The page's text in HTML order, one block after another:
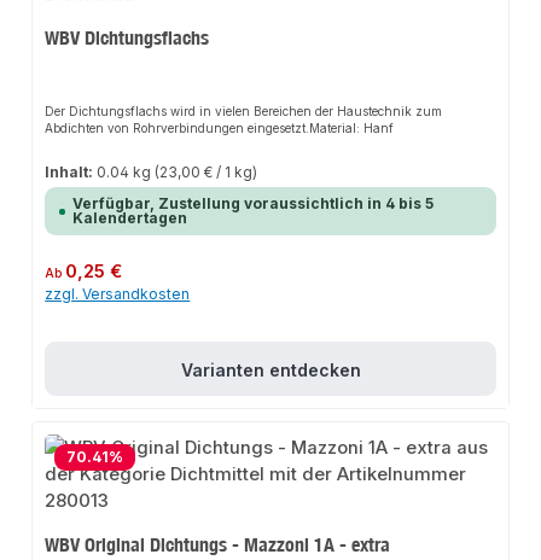
WBV Dichtungsflachs
Der Dichtungsflachs wird in vielen Bereichen der Haustechnik zum
Abdichten von Rohrverbindungen eingesetzt.Material: Hanf
Inhalt: 0.04 kg (23,00 € / 1 kg)
Verfügbar, Zustellung voraussichtlich in 4 bis 5
Kalendertagen
Regulärer Preis:
Ab 0,25 €
zzgl. Versandkosten
Varianten entdecken
70.41%
WBV Original Dichtungs - Mazzoni 1A - extra